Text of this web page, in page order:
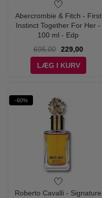
Abercrombie & Fitch - First
Instinct Together For Her -
100 ml - Edp
695,00
229,00
LÆG I KURV
-60%
Roberto Cavalli - Signature